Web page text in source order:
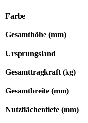
Farbe
Gesamthöhe (mm)
Ursprungsland
Gesamttragkraft (kg)
Gesamtbreite (mm)
Nutzflächentiefe (mm)